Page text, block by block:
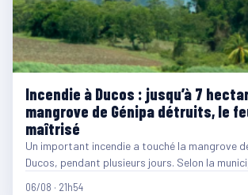
Incendie à Ducos : jusqu’à 7
mangrove de Génipa détruits, le
maîtrisé
Un important incendie a touché la mangrove
Ducos, pendant plusieurs jours. Selon la
06/08 · 21h54